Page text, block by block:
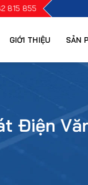
815 855
GIỚI THIỆU SẢN
Điện